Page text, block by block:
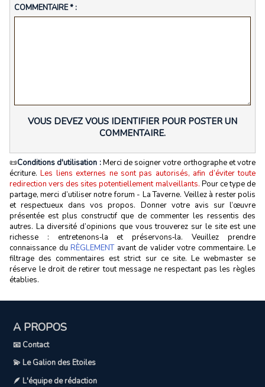
COMMENTAIRE * :
VOUS DEVEZ VOUS IDENTIFIER POUR POSTER UN
COMMENTAIRE.
📜Conditions d'utilisation :Merci de soigner votre orthographe et votre
écriture.Les liens externes ne sont pas autorisés, afin d’éviter toute
redirection vers des sites potentiellement malveillants. Pour ce type de
partage, merci d’utiliser notre forum - La Taverne. Veillez à rester polis
et respectueux dans vos propos. Donner votre avis sur l’œuvre
présentée est plus constructif que de commenter les ressentis des
autres. La diversité d’opinions que vous trouverez sur le site est une
richesse : entretenons‑la et préservons‑la. Veuillez prendre
connaissance du RÈGLEMENTavant de valider votre commentaire. Le
filtrage des commentaires est strict sur ce site. Le webmaster se
réserve le droit de retirer tout message ne respectant pas les règles
établies.
A PROPOS
📧 Contact
💫 Le Galion des Etoiles
🪶 L'équipe de rédaction